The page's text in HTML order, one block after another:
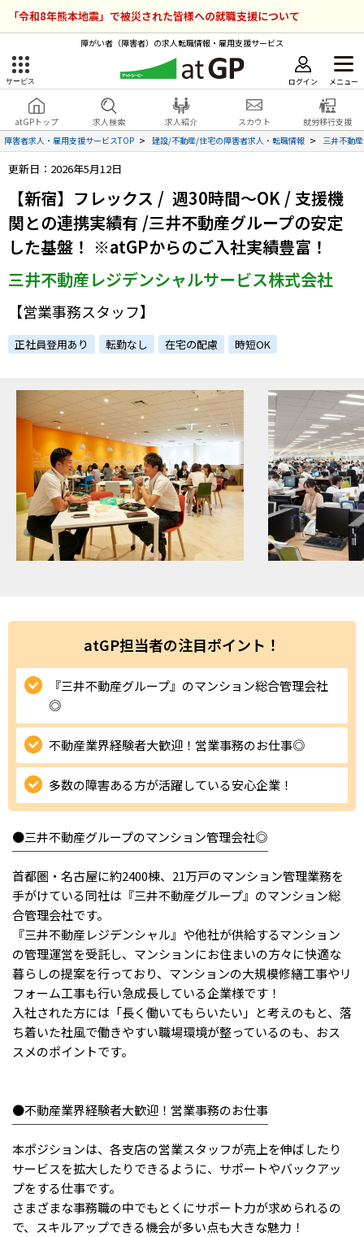
「令和8年熊本地震」で被災された皆様への就職支援について
障がい者（障害者）の求人転職情報・雇用支援サービス
サービス ログイン メニュー
atGPトップ 求人検索 求人紹介 スカウト
就労移行支援
障害者求人・雇用支援サービスTOP
建設/不動産/住宅の障害者求人・転職情報 三井不動
更新日：2026年5月12日
【新宿】フレックス / 週30時間～OK / 支援機
関との連携実績有 /三井不動産グループの安定
した基盤！ ※atGPからのご入社実績豊富！
三井不動産レジデンシャルサービス株式会社
【営業事務スタッフ】
正社員登用あり 転勤なし 在宅の配慮 時短OK
atGP担当者の注目ポイント！
『三井不動産グループ』のマンション総合管理会社
◎
不動産業界経験者大歓迎！営業事務のお仕事◎
多数の障害ある方が活躍している安心企業！
●三井不動産グループのマンション管理会社◎
￣￣￣￣￣￣￣￣￣￣￣￣￣￣￣￣￣￣￣￣￣
首都圏・名古屋に約2400棟、21万戸のマンション管理業務を
手がけている同社は『三井不動産グループ』のマンション総
合管理会社です。
『三井不動産レジデンシャル』や他社が供給するマンション
の管理運営を受託し、マンションにお住まいの方々に快適な
暮らしの提案を行っており、マンションの大規模修繕工事やリ
フォーム工事も行い急成長している企業様です！
入社された方には「長く働いてもらいたい」と考えのもと、落
ち着いた社風で働きやすい職場環境が整っているのも、おス
スメのポイントです。
●不動産業界経験者大歓迎！営業事務のお仕事
￣￣￣￣￣￣￣￣￣￣￣￣￣￣￣￣￣￣￣￣￣
本ポジションは、各支店の営業スタッフが売上を伸ばしたり
サービスを拡大したりできるように、サポートやバックアッ
プをする仕事です。
さまざまな事務職の中でもとくにサポート力が求められるの
で、スキルアップできる機会が多い点も大きな魅力！
障害者雇用のアットジーピー
サービスラインナップ
就転職支援サービス
障害者専門の就転職支援サービス
障害者アスリート専門の就転職支援サービス
障害のある新卒学生専門の就職エージェントサービス
求人検索・スカウトサービス
障害者専門の求人検索・スカウトサービス
就労移行支援サービス
障害別専門支援の就労移行支援サービス
IT・Web制作スキルを身につける就労移行支援サービス
ソーシャルファームサービス
しいたけ生産で実現する
新しい障害者雇用支援サービス
ご利用ガイド
法人向けページ
ログイン 会員登録 無料
atGPトップ
各種サービス
求人を紹介してもらう
スカウトを受ける
就労移行支援サービス
就職・転職ノウハウ
お問い合わせ・よくある質問
お問い合わせ